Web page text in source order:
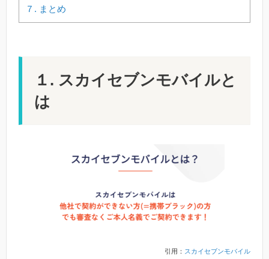
７. まとめ
１. スカイセブンモバイルと
は
引用： スカイセブンモバイル